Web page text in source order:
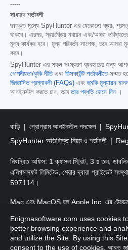
-----
সাধারণ শর্তাবলী
ছাড়কৃত মূল্যে SpyHunter-এর যেকোনো ক্রয়, প্রদত্ত
থাকবে। এরপর, স্বয়ংক্রিয় নবায়ন এবং/অথবা
মূল্য কার্যকর হবে। মূল্য পরিবর্তন সাপেক্ষ, তবে আমরা
করব।
SpyHunter-এর সকল সংস্করণ ব্যবহারের জন্য
গোপনীয়তা/কুকি নীতিএবং ডিসকাউন্ট শর্তাবলীতেসম্মত
জিজ্ঞাসিত প্রশ্নাবলী (FAQs) এবংহুমকি মূল্যায়ন
আনইনস্টল করতে চান, তবেতার পদ্ধতি জেনে নিন ।
বাড়ি প্রোগ্রাম আনইনস্টল পদক্ষেপ
SpyHunter অতিরিক্ত নিয়ম ও শর্তাবলী
নিবন্ধিত অফিস: 1 ক্যাসল স্ট্রিট, 3 য় তল,
এনিগমাসফট লিমিটেড, শেয়ার দ্বারা প্রাইভেট
597114।
Mac এবং MacOS হল Apple Inc. এর
কপিরাইট 2016-2026। এনিগমাসফট লিমিটেড
Enigmasoftware.com uses cookies
better browsing experience and
and utilize the Site. By using this
consent to the use of cookies. আরও